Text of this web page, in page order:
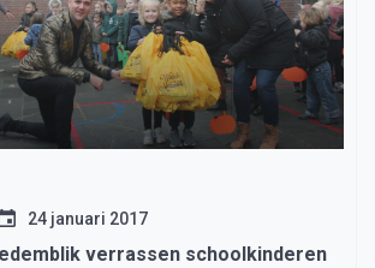
24 januari 2017
verrassen schoolkinderen